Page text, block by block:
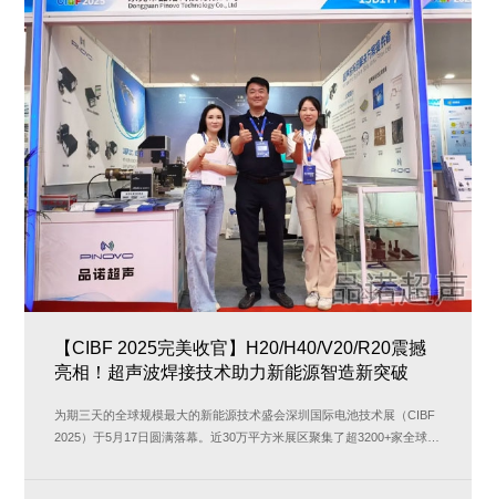
【CIBF 2025完美收官】H20/H40/V20/R20震撼
亮相！超声波焊接技术助力新能源智造新突破
为期三天的全球规模最大的新能源技术盛会深圳国际电池技术展（CIBF
2025）于5月17日圆满落幕。近30万平方米展区聚集了超3200+家全球企